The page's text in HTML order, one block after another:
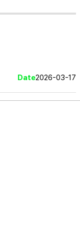
Date2026-03-17